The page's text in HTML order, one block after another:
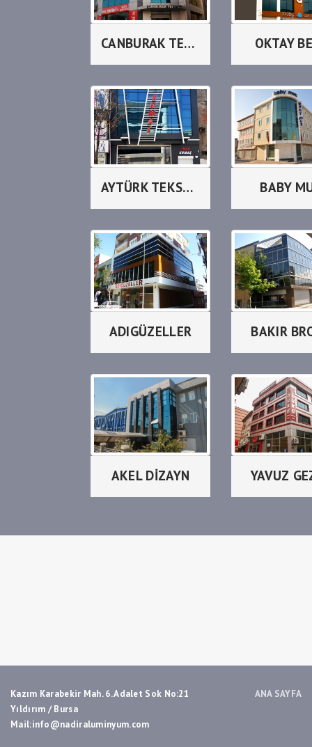
CANBURAK TEKSTİL OKTAY
AYTÜRK TEKSTİL BABY
ADIGÜZELLER BAKIR
AKEL DİZAYN YAVUZ
Kazım Karabekir Mah. 6. Adalet Sok No:21
Yıldırım / Bursa
Mail:info@nadiraluminyum.com
ANA SAYFA